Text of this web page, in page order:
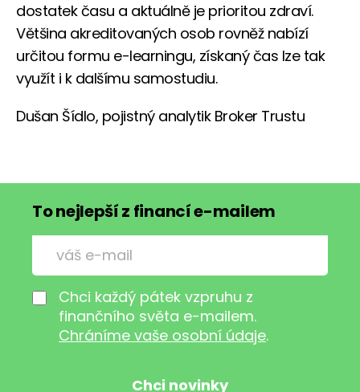
dostatek času a aktuálně je prioritou zdraví.
Většina akreditovaných osob rovněž nabízí
určitou formu e-learningu, získaný čas lze tak
využít i k dalšímu samostudiu.
Dušan Šídlo, pojistný analytik Broker Trustu
To nejlepší z financí e-mailem
Chci každý pátek vzpruhu z
finančního světa e-mailem.
Chráníme vaše osobní údaje.